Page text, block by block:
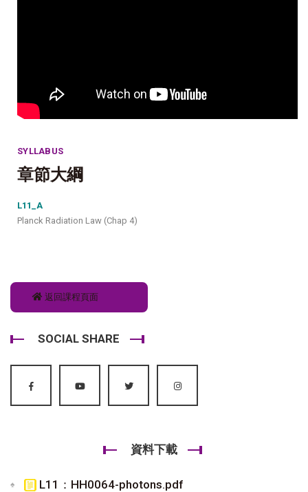
SYLLABUS
章節大綱
L11_A
Planck Radiation Law (Chap 4)
返回課程頁面
SOCIAL SHARE
資料下載
L11：HH0064-photons.pdf